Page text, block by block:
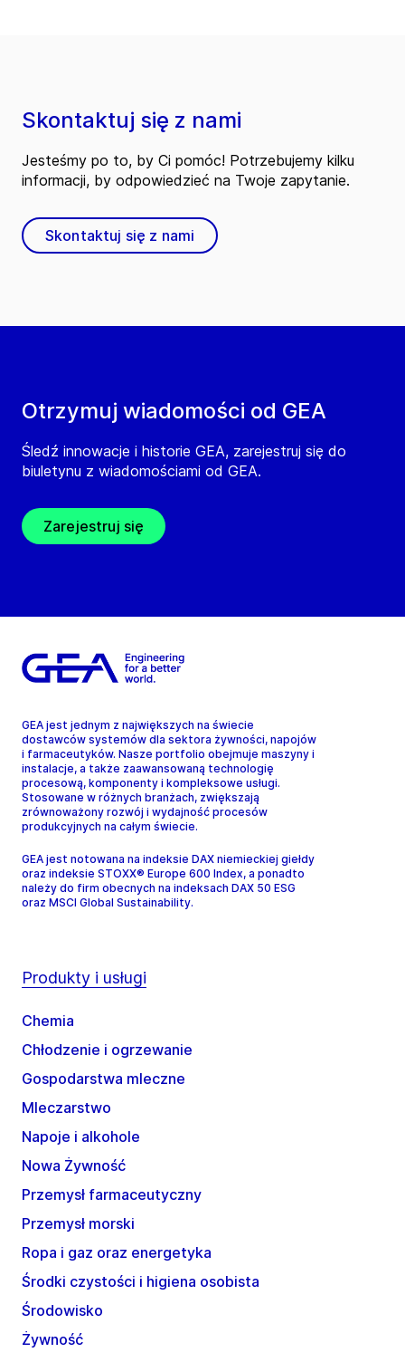
Otrzymuj wiadomości od GEA
Śledź innowacje i historie GEA, zarejestruj się do
biuletynu z wiadomościami od GEA.
Zarejestruj się
Skontaktuj się z nami
Jesteśmy po to, by Ci pomóc! Potrzebujemy kilku
informacji, by odpowiedzieć na Twoje zapytanie.
Skontaktuj się z nami
GEA jest jednym z największych na świecie
dostawców systemów dla sektora żywności, napojów
i farmaceutyków. Nasze portfolio obejmuje maszyny i
instalacje, a także zaawansowaną technologię
procesową, komponenty i kompleksowe usługi.
Stosowane w różnych branżach, zwiększają
zrównoważony rozwój i wydajność procesów
produkcyjnych na całym świecie.
GEA jest notowana na indeksie DAX niemieckiej giełdy
oraz indeksie STOXX® Europe 600 Index, a ponadto
należy do firm obecnych na indeksach DAX 50 ESG
oraz MSCI Global Sustainability.
Produkty i usługi
Chemia
Chłodzenie i ogrzewanie
Gospodarstwa mleczne
Mleczarstwo
Napoje i alkohole
Nowa Żywność
Przemysł farmaceutyczny
Przemysł morski
Ropa i gaz oraz energetyka
Środki czystości i higiena osobista
Środowisko
Żywność